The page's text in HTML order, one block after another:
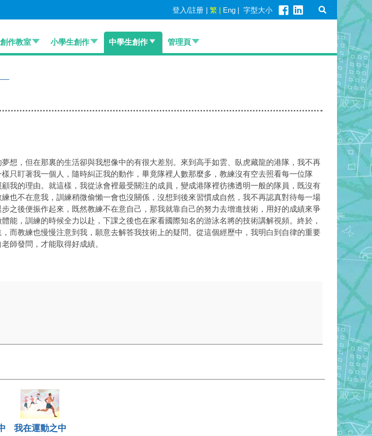
登入/註册 | 繁 | Eng | 字型大小
創作教室 小學生創作 中學生創作 管理頁
想，但在那裏的生活卻與我想像中的有很大差別。來到高手如雲、臥虎藏龍的港隊，我不再
只盯著我一個人，隨時糾正我的動作，畢竟隊裡人數那麼多，教練沒有空去照看每一位隊
我的理由。就這樣，我從泳會裡最受關注的成員，變成港隊裡彷彿透明一般的隊員，既沒有
也不在意我，訓練稍微偷懶一會也沒關係，沒想到後來習慣成自然，我不再認真對待每一場
之後便振作起來，既然教練不在意自己，那我就靠自己的努力去增進技術，用好的成績來爭
能，訓練的時候全力以赴，下課之後也在家看國際知名的游泳名將的技術講解視頻。終於，
而教練也慢慢注意到我，願意去解答我技術上的疑問。從這個經歷中，我明白到自律的重要
師發問，才能取得好成績。
我在運動之中